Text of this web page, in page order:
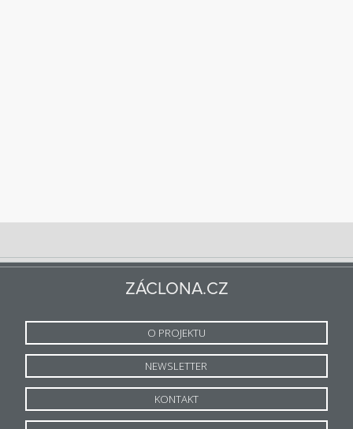
ZÁCLONA.CZ
O PROJEKTU
NEWSLETTER
KONTAKT